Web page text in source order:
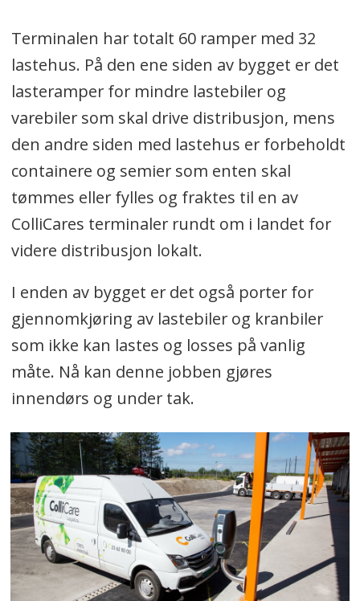
Terminalen har totalt 60 ramper med 32
lastehus. På den ene siden av bygget er det
lasteramper for mindre lastebiler og
varebiler som skal drive distribusjon, mens
den andre siden med lastehus er forbeholdt
containere og semier som enten skal
tømmes eller fylles og fraktes til en av
ColliCares terminaler rundt om i landet for
videre distribusjon lokalt.
I enden av bygget er det også porter for
gjennomkjøring av lastebiler og kranbiler
som ikke kan lastes og losses på vanlig
måte. Nå kan denne jobben gjøres
innendørs og under tak.